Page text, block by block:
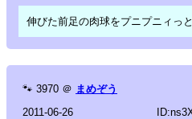
伸びた前足の肉球をプニプニィっ
🐾 3970 ＠ まめぞう
2011-06-26